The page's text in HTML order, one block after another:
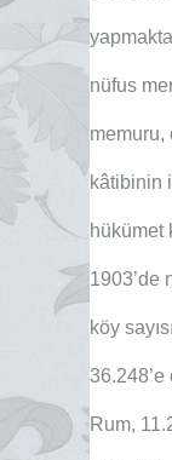
nüfus
memuru,
kâtibinin
hükümet
1903’de
köy
36.248’e
Rum,